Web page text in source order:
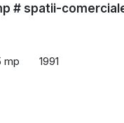
# spatii-
mp 1991